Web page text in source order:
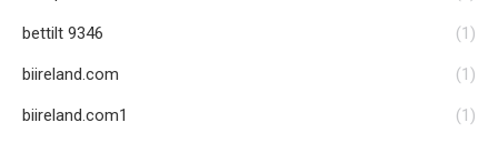
bettilt 9346 (1)
biireland.com (1)
biireland.com1 (1)